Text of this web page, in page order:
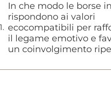
In che modo le borse
rispondono ai valori
ecocompatibili per
il legame emotivo e
un coinvolgimento